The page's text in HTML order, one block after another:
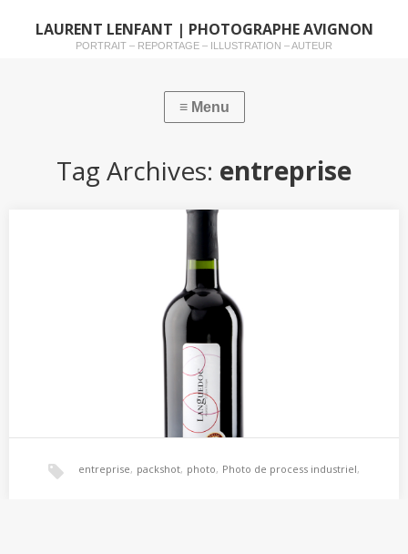
LAURENT LENFANT | PHOTOGRAPHE AVIGNON
PORTRAIT – REPORTAGE – ILLUSTRATION – AUTEUR
Tag Archives: entreprise
entreprise, packshot, photo, Photo de process industriel,